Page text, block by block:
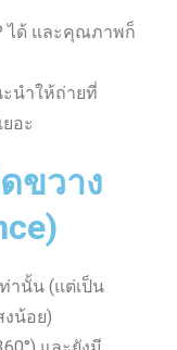
ได้ และคุณภาพก็
นำให้ถ่ายที่
อะ
ขวาง
านั้น (แต่เป็น
น้อย)